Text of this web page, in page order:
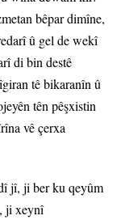
bêpar dimîne,
û gel de wekî
di bin destê
tê bikaranîn û
tên pêşxistin
vê çerxa
jî, ji ber ku qeyûm
ji xeynî